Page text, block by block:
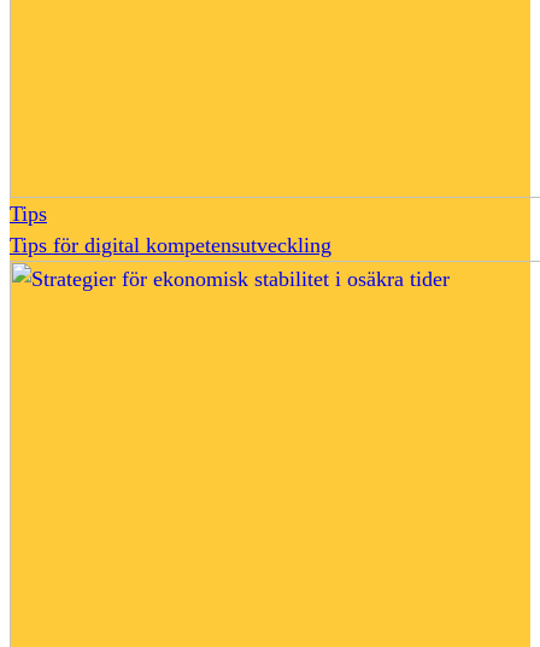
Tips
Tips för digital kompetensutveckling